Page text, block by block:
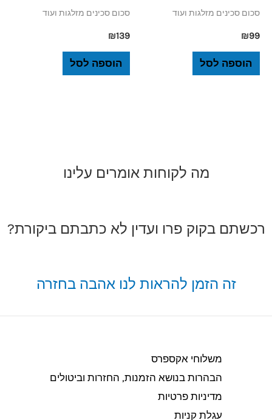
סכום סכינים מזלגות ועוד
₪99
הוספה לסל
סכום סכינים מזלגות ועוד
₪139
הוספה לסל
מה לקוחות אומרים עלינו
רכשתם בקוק פרו ועדין לא כתבתם ביקורת?
זה הזמן להראות לנו אהבה בחזרה
משלוחי אקספרס
הבהרות בנושא הזמנות, החזרות וביטולים​
מדיניות פרטיות
עגלת קניות